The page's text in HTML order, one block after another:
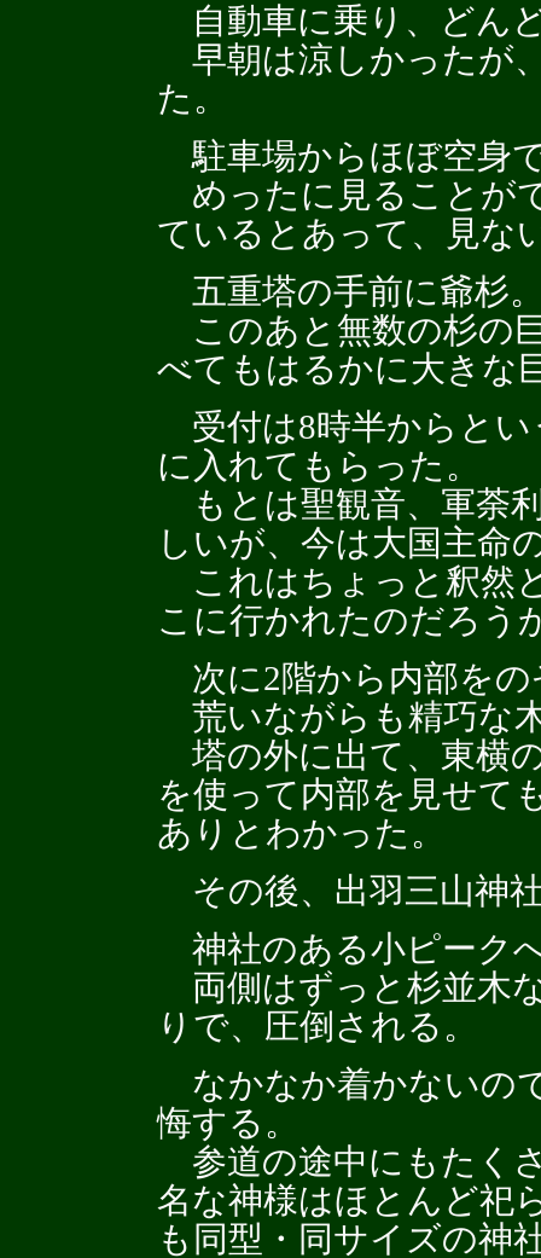
自動車に乗り、どん
早朝は涼しかったが
た。
駐車場からほぼ空身
めったに見ることが
ているとあって、見な
五重塔の手前に爺杉
このあと無数の杉の
べてもはるかに大きな
受付は8時半からとい
に入れてもらった。
もとは聖観音、軍荼
しいが、今は大国主命
これはちょっと釈然
こに行かれたのだろう
次に2階から内部を
荒いながらも精巧な
塔の外に出て、東横
を使って内部を見せて
ありとわかった。
その後、出羽三山神
神社のある小ピーク
両側はずっと杉並木
りで、圧倒される。
なかなか着かないの
悔する。
参道の途中にもたく
名な神様はほとんど祀
も同型・同サイズの神